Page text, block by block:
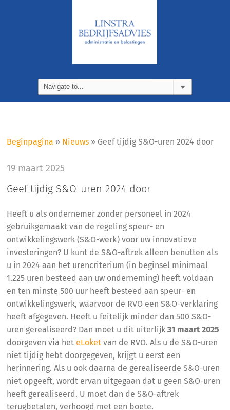
Beginpagina » Nieuws » Geef tijdig S&O-uren 2024 door
19 maart 2025
Geef tijdig S&O-uren 2024 door
Heeft u als ondernemer zonder personeel in 2024
gebruikgemaakt van de regeling speur- en
ontwikkelingswerk (S&O-werk) voor uw innovatieve
investeringen? U kunt de S&O-aftrek alleen benutten als
u in 2024 aan het urencriterium (in beginsel minimaal
1.225 uren besteed aan uw onderneming) heeft voldaan
en ten minste 500 uur heeft besteed aan speur- en
ontwikkelingswerk, waarvoor de RVO een S&O-verklaring
heeft afgegeven. Heeft u feitelijk minder dan 500 S&O-
uren gerealiseerd? Dan moet u dit uiterlijk31 maart 2025
doorgeven via het eLoket van de RVO. Als u de S&O-uren
niet tijdig hebt doorgegeven, krijgt u eerst een
herinnering. Als u ook daarna de gerealiseerde S&O-uren
niet opgeeft, wordt ervan uitgegaan dat u geen S&O-uren
heeft gerealiseerd. U moet dan de S&O-aftrek
terugbetalen, verhoogd met een boete.